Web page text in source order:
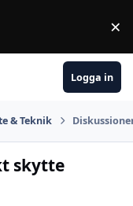
×
Logga in
& Teknik
skytte